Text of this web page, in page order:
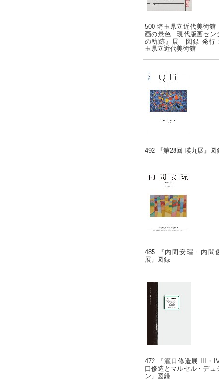
500 埼玉県立近代美術館
画の景色 現代版画セン
の軌跡』展 図録 発行
玉県立近代美術館
492 『第28回 瑛九展』図
485 『内間安瑆・内間
展』図録
472 『瀧口修造展 III・
口修造とマルセル・デュ
ン』図録